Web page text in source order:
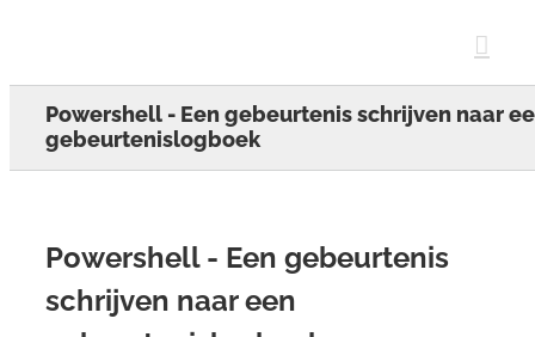
Powershell - Een gebeurtenis schrijven naar
gebeurtenislogboek
Powershell - Een gebeurtenis
schrijven naar een